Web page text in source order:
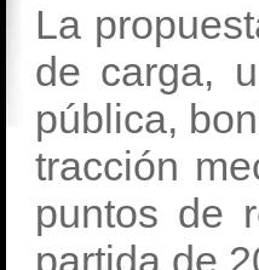
La
de carga,
pública,
tracción
puntos de
partida de